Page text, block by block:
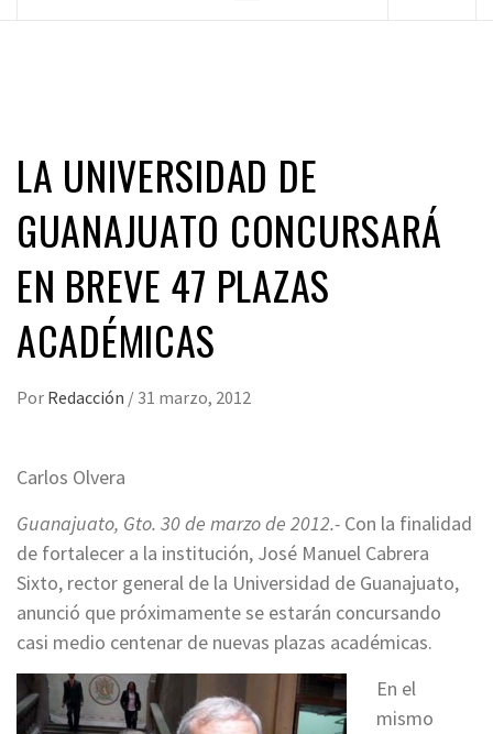
LA UNIVERSIDAD DE
GUANAJUATO CONCURSARÁ
EN BREVE 47 PLAZAS
ACADÉMICAS
Por Redacción / 31 marzo, 2012
Carlos Olvera
Guanajuato, Gto. 30 de marzo de 2012.- Con la finalidad
de fortalecer a la institución, José Manuel Cabrera
Sixto, rector general de la Universidad de Guanajuato,
anunció que próximamente se estarán concursando
casi medio centenar de nuevas plazas académicas.
En el
mismo